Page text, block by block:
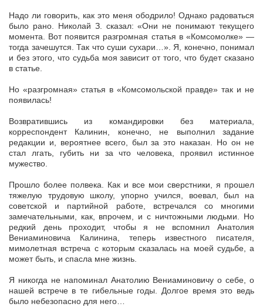
Надо ли говорить, как это меня ободрило! Однако радоваться
было рано. Николай З. сказал: «Они не понимают текущего
момента. Вот появится разгромная статья в «Комсомолке» —
тогда зачешутся. Так что суши сухари…». Я, конечно, понимал
и без этого, что судьба моя зависит от того, что будет сказано
в статье.
Но «разгромная» статья в «Комсомольской правде» так и не
появилась!
Возвратившись из командировки без материала,
корреспондент Калинин, конечно, не выполнил задание
редакции и, вероятнее всего, был за это наказан. Но он не
стал лгать, губить ни за что человека, проявил истинное
мужество.
Прошло более полвека. Как и все мои сверстники, я прошел
тяжелую трудовую школу, упорно учился, воевал, был на
советской и партийной работе, встречался со многими
замечательными, как, впрочем, и с ничтожными людьми. Но
редкий день проходит, чтобы я не вспомнил Анатолия
Вениаминовича Калинина, теперь известного писателя,
мимолетная встреча с которым сказалась на моей судьбе, а
может быть, и спасла мне жизнь.
Я никогда не напоминал Анатолию Вениаминовичу о себе, о
нашей встрече в те гибельные годы. Долгое время это ведь
было небезопасно для него…